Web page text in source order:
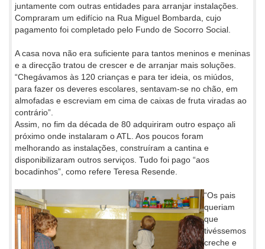
juntamente com outras entidades para arranjar instalações.
Compraram um edifício na Rua Miguel Bombarda, cujo
pagamento foi completado pelo Fundo de Socorro Social.
A casa nova não era suficiente para tantos meninos e meninas
e a direcção tratou de crescer e de arranjar mais soluções.
“Chegávamos às 120 crianças e para ter ideia, os miúdos,
para fazer os deveres escolares, sentavam-se no chão, em
almofadas e escreviam em cima de caixas de fruta viradas ao
contrário”.
Assim, no fim da década de 80 adquiriram outro espaço ali
próximo onde instalaram o ATL. Aos poucos foram
melhorando as instalações, construíram a cantina e
disponibilizaram outros serviços. Tudo foi pago “aos
bocadinhos”, como refere Teresa Resende.
“Os pais
queriam
que
tivéssemos
creche e